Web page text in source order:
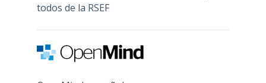
todos de la RSEF